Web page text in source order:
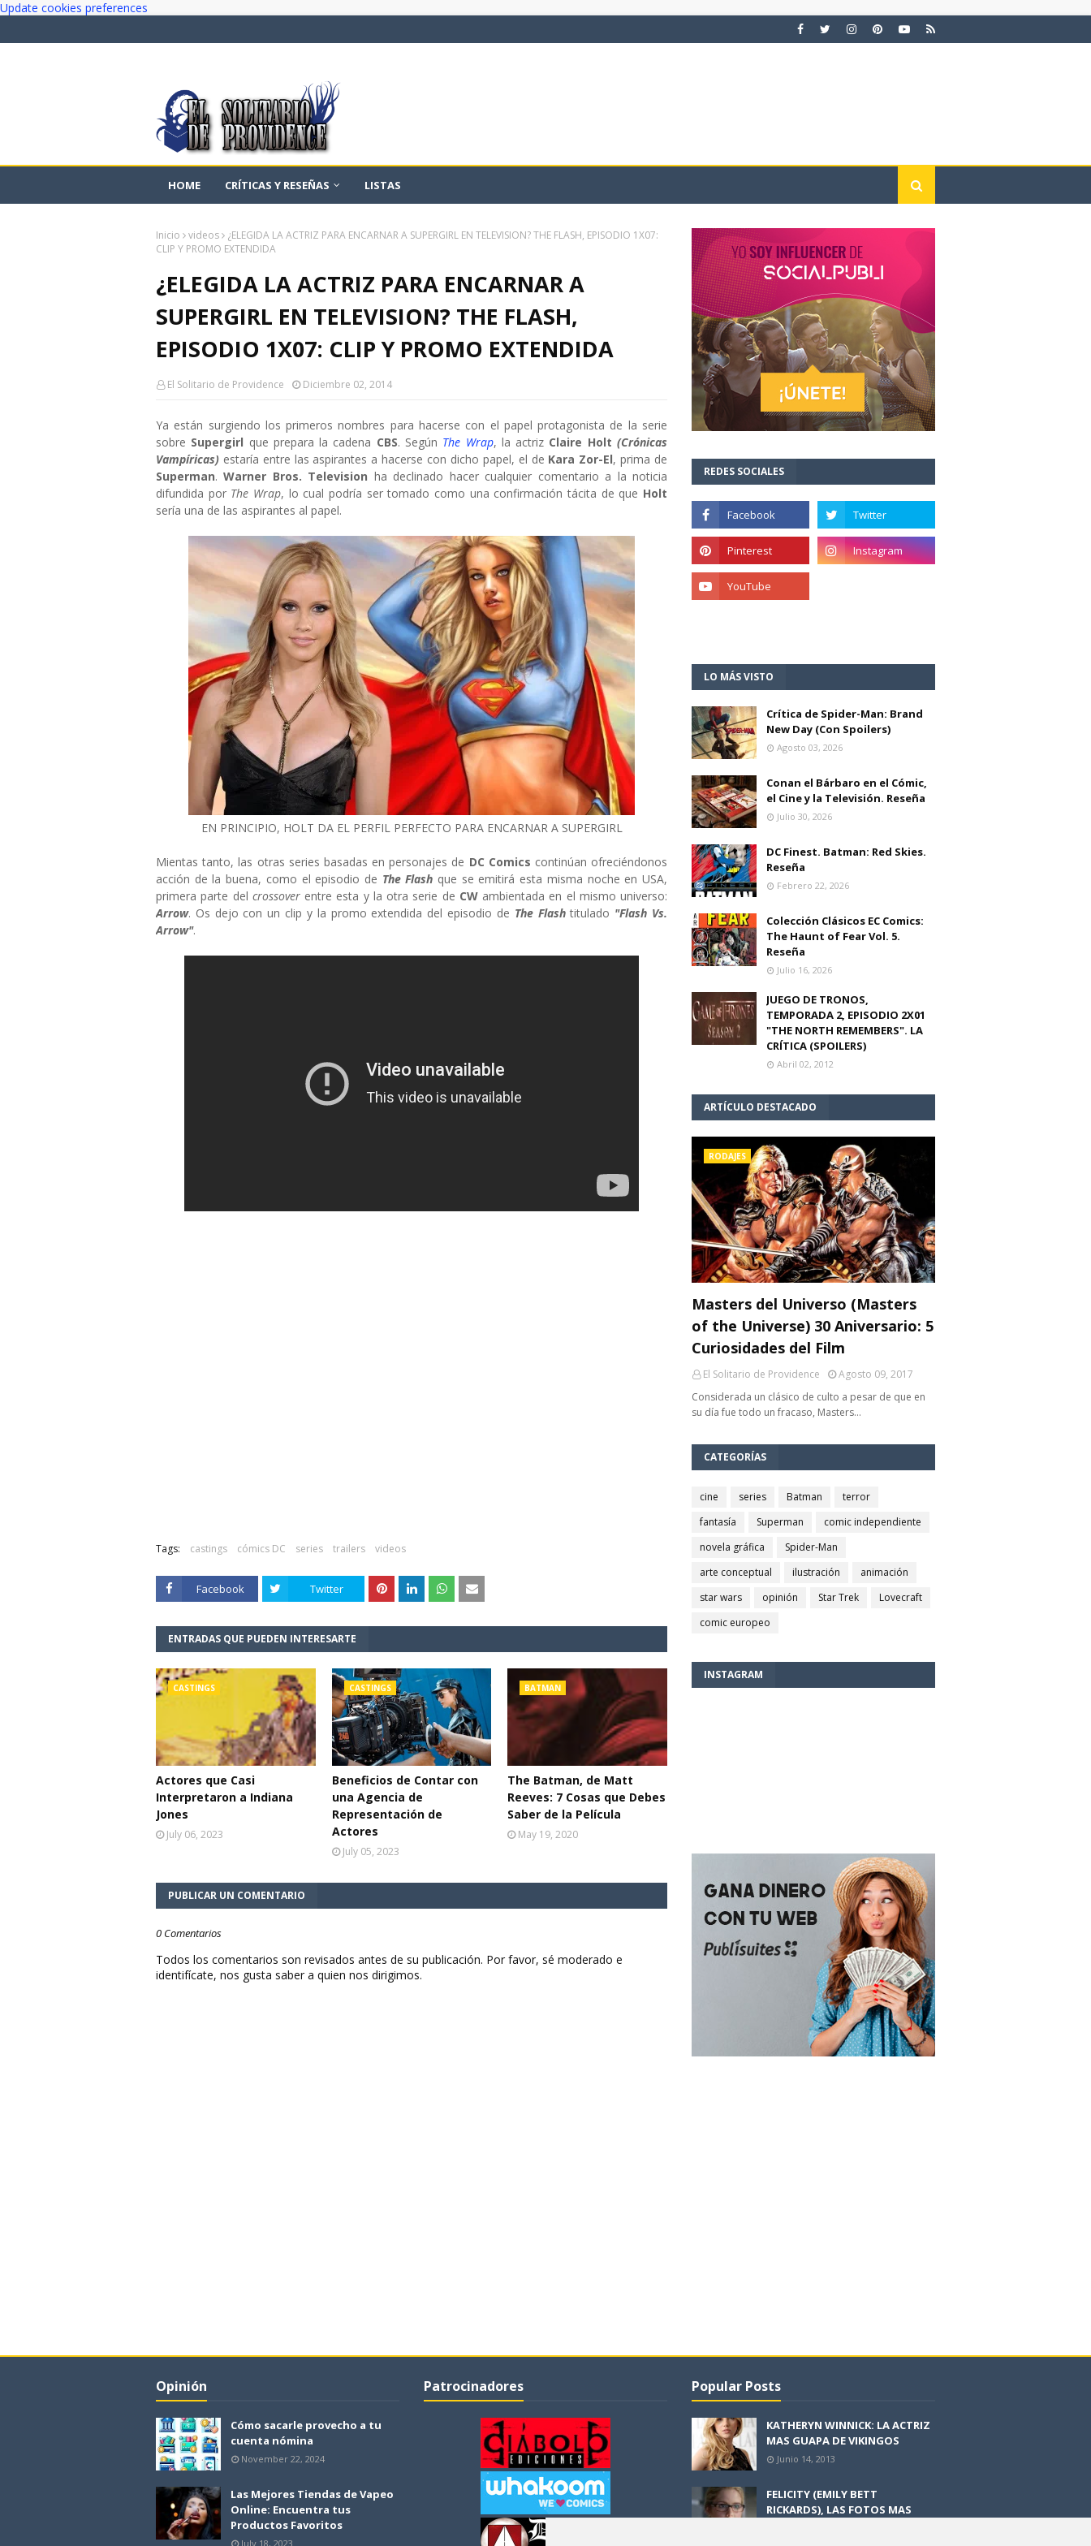
Update cookies preferences
HOME CRÍTICAS Y RESEÑAS LISTAS
Inicio videos
¿ELEGIDA LA ACTRIZ PARA ENCARNAR A SUPERGIRL EN TELEVISION? THE FLASH, EPISODIO 1X07:
CLIP Y PROMO EXTENDIDA
¿ELEGIDA LA ACTRIZ PARA ENCARNAR A
SUPERGIRL EN TELEVISION? THE FLASH,
EPISODIO 1X07: CLIP Y PROMO EXTENDIDA
El Solitario de Providence Diciembre 02, 2014
Ya están surgiendo los primeros nombres para hacerse con el papel protagonista de la serie
sobre Supergirl que prepara la cadena CBS. Según The Wrap, la actriz Claire Holt(Crónicas
Vampíricas) estaría entre las aspirantes a hacerse con dicho papel, el de Kara Zor-El, prima de
Superman.Warner Bros. Television ha declinado hacer cualquier comentario a la noticia
difundida por The Wrap, lo cual podría ser tomado como una confirmación tácita de que Holt
sería una de las aspirantes al papel.
EN PRINCIPIO, HOLT DA EL PERFIL PERFECTO PARA ENCARNAR A SUPERGIRL
Mientas tanto, las otras series basadas en personajes de DC Comics continúan ofreciéndonos
acción de la buena, como el episodio de The Flash que se emitirá esta misma noche en USA,
primera parte del crossover entre esta y la otra serie de CW ambientada en el mismo universo:
Arrow. Os dejo con un clip y la promo extendida del episodio de The Flashtitulado "Flash Vs.
Arrow".
Tags: castings cómics DC series trailers videos
Facebook Twitter
ENTRADAS QUE PUEDEN INTERESARTE
CASTINGS
Actores que Casi
Interpretaron a Indiana
Jones
July 06, 2023
CASTINGS
Beneficios de Contar con
una Agencia de
Representación de
Actores
July 05, 2023
BATMAN
The Batman, de Matt
Reeves: 7 Cosas que Debes
Saber de la Película
May 19, 2020
PUBLICAR UN COMENTARIO
0 Comentarios
Todos los comentarios son revisados antes de su publicación. Por favor, sé moderado e
identifícate, nos gusta saber a quien nos dirigimos.
REDES SOCIALES
LO MÁS VISTO
Crítica de Spider-Man: Brand
New Day (Con Spoilers)
Agosto 03, 2026
Conan el Bárbaro en el Cómic,
el Cine y la Televisión. Reseña
Julio 30, 2026
DC Finest. Batman: Red Skies.
Reseña
Febrero 22, 2026
Colección Clásicos EC Comics:
The Haunt of Fear Vol. 5.
Reseña
Julio 16, 2026
JUEGO DE TRONOS,
TEMPORADA 2, EPISODIO 2X01
"THE NORTH REMEMBERS". LA
CRÍTICA (SPOILERS)
Abril 02, 2012
ARTÍCULO DESTACADO
RODAJES
Masters del Universo (Masters
of the Universe) 30 Aniversario: 5
Curiosidades del Film
El Solitario de Providence
Agosto 09, 2017
Considerada un clásico de culto a pesar de que en
su día fue todo un fracaso, Masters…
CATEGORÍAS
cine series Batman
terror
fantasía
Superman
comic independiente
novela gráfica
Spider-Man
arte conceptual
ilustración
animación
star wars
opinión Star Trek
Lovecraft
comic europeo
INSTAGRAM
Opinión
Cómo sacarle provecho a tu
cuenta nómina
November 22, 2024
Las Mejores Tiendas de Vapeo
Online: Encuentra tus
Productos Favoritos
July 18, 2023
Patrocinadores Popular Posts
KATHERYN WINNICK: LA ACTRIZ
MAS GUAPA DE VIKINGOS
Junio 14, 2013
FELICITY (EMILY BETT
RICKARDS), LAS FOTOS MAS